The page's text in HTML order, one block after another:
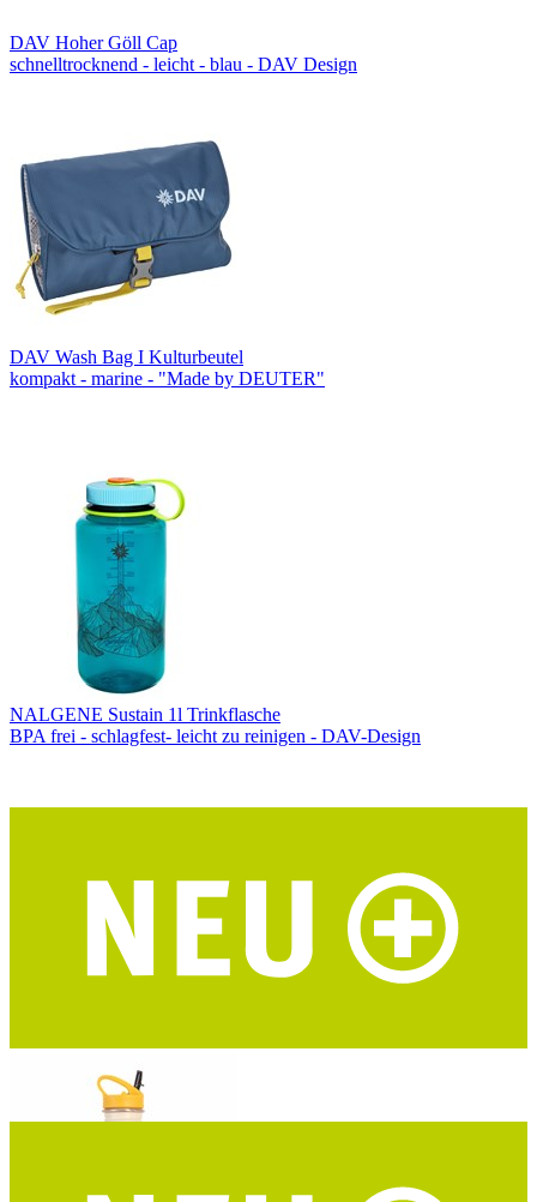
DAV Hoher Göll Cap
schnelltrocknend - leicht - blau - DAV Design
DAV Wash Bag I Kulturbeutel
kompakt - marine - "Made by DEUTER"
NALGENE Sustain 1l Trinkflasche
BPA frei - schlagfest- leicht zu reinigen - DAV-Design